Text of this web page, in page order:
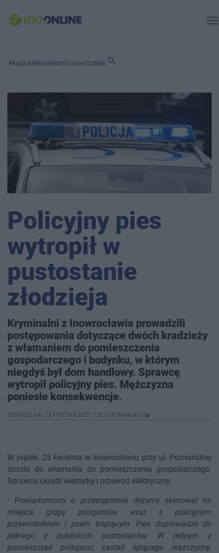
PRACA NIERUCHOMOŚCI OGŁOSZENIA search
Policyjny pies
wytropił w
pustostanie
złodzieja
Kryminalni z Inowrocławia prowadzili
postępowania dotyczące dwóch kradzieży
z włamaniem do pomieszczenia
gospodarczego i budynku, w którym
niegdyś był dom handlowy. Sprawcę
wytropił policyjny pies. Mężczyzna
poniesie konsekwencje.
INOWROCŁAW 28 KWIETNIA 2025 11:52 KRYMINAŁKI
W piątek, 25 kwietnia w Inowrocławiu przy ul. Poznańskiej
doszło do włamania do pomieszczenia gospodarczego.
Sprawca ukradł wiertarkę i przewód elektryczny.
- Powiadomiony o przestępstwie dyżurny skierował na
miejsce grupę policjantów wraz z policyjnym
przewodnikiem i psem tropiącym. Pies doprowadził do
jednego z pobliskich pustostanów. W jednym z
pomieszczeń policjanci zastali śpiącego mężczyznę.